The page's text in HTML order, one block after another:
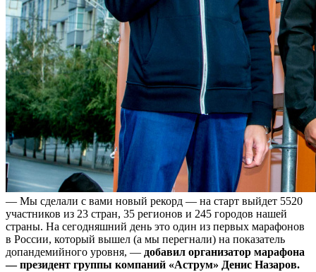
— Мы сделали с вами новый рекорд — на старт выйдет 5520
участников из 23 стран, 35 регионов и 245 городов нашей
страны. На сегодняшний день это один из первых марафонов
в России, который вышел (а мы перегнали) на показатель
допандемийного уровня, — добавил организатор марафона
— президент группы компаний «Аструм» Денис Назаров.